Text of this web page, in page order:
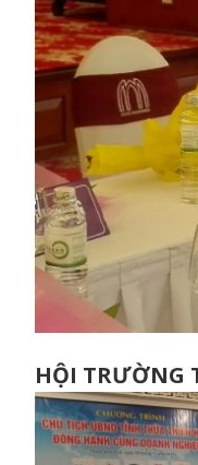
HỘI TRƯỜNG